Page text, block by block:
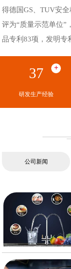
得德国GS、TUV安
评为“质量示范单位”
品专利83项，发明专
37 +
研发生产经验
公司新闻